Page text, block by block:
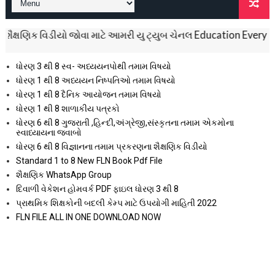
જોવા માટે આમરી યુ ટ્યુબ ચેનલ Education Everyday ને
ધોરણ 3 થી 8 સ્વ- અધ્યયનપોથી તમામ વિષયો
ધોરણ 1 થી 8 અધ્યયન નિષ્પતિઓ તમામ વિષયો
ધોરણ 1 થી 8 દૈનિક આયોજન તમામ વિષયો
ધોરણ 1 થી 8 શાળાકીય પત્રકો
ધોરણ 6 થી 8 ગુજરાતી ,હિન્દી,અંગ્રેજી,સંસ્કૃતના તમામ એકમોના
સ્વાધ્યાયના જવાબો
ધોરણ 6 થી 8 વિજ્ઞાનના તમામ પ્રકરણના શૈક્ષણિક વિડીયો
Standard 1 to 8 New FLN Book Pdf File
શૈક્ષણિક WhatsApp Group
દિવાળી વેકેશન હોમવર્ક PDF ફાઇલ ધોરણ 3 થી 8
પ્રાથમિક શિક્ષકોની બદલી કેમ્પ માટે ઉપયોગી માહિતી 2022
FLN FILE ALL IN ONE DOWNLOAD NOW